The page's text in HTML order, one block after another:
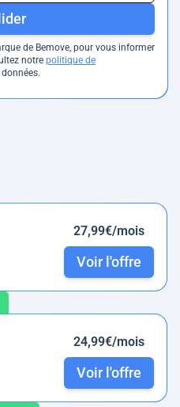
de Bemove, pour vous informer
notre politique de
27,99€/mois
Voir l'offre
24,99€/mois
Voir l'offre